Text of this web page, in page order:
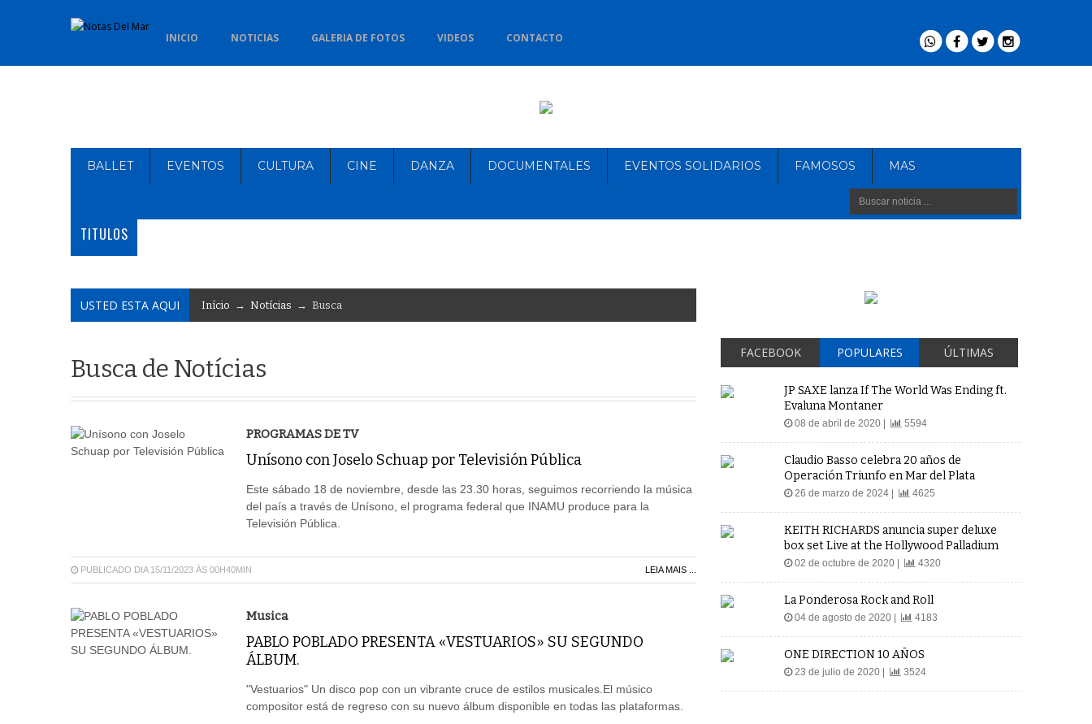
INICIO NOTICIAS GALERIA DE FOTOS VIDEOS CONTACTO
BALLET EVENTOS CULTURA CINE DANZA DOCUMENTALES EVENTOS SOLIDARIOS FAMOSOS MAS
TITULOS
USTED ESTA AQUI Início → Notícias → Busca
Busca de Notícias
PROGRAMAS DE TV
Unísono con Joselo Schuap por Televisión Pública
Este sábado 18 de noviembre, desde las 23.30 horas, seguimos recorriendo la música
del país a través de Unísono, el programa federal que INAMU produce para la
Televisión Pública.
PUBLICADO DIA 15/11/2023 ÀS 00H40MIN LEIA MAIS ...
Musica
PABLO POBLADO PRESENTA «VESTUARIOS» SU SEGUNDO
ÁLBUM.
"Vestuarios" Un disco pop con un vibrante cruce de estilos musicales.El músico
compositor está de regreso con su nuevo álbum disponible en todas las plataformas.
FACEBOOK POPULARES ÚLTIMAS
JP SAXE lanza If The World Was Ending ft.
Evaluna Montaner
08 de abril de 2020 | 5594
Claudio Basso celebra 20 años de
Operación Triunfo en Mar del Plata
26 de marzo de 2024 | 4625
KEITH RICHARDS anuncia super deluxe
box set Live at the Hollywood Palladium
02 de octubre de 2020 | 4320
La Ponderosa Rock and Roll
04 de agosto de 2020 | 4183
ONE DIRECTION 10 AÑOS
23 de julio de 2020 | 3524